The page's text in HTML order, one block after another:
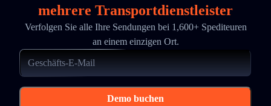
mehrere Transportdienstleister
Verfolgen Sie alle Ihre Sendungen bei 1,600+ Spediteuren
an einem einzigen Ort.
Demo buchen